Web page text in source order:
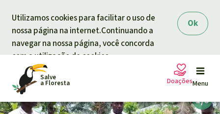
Ok
Utilizamos cookies para facilitar o uso de
nossa página na internet.Continuando a
navegar na nossa página, você concorda
com a utilização de cookies.
Salve
a Floresta Menu
Doações